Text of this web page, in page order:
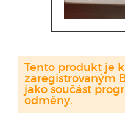
Tento produkt je
zaregistrovaným
jako součást
odměny.